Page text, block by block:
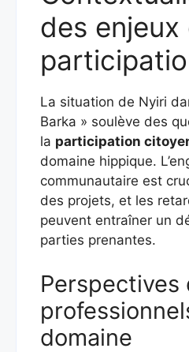
des enjeux
La situation de Nyiri
Barka » soulève des
la participation
domaine hippique.
communautaire est
des projets, et les
peuvent entraîner un
parties prenantes.
Perspectives
domaine